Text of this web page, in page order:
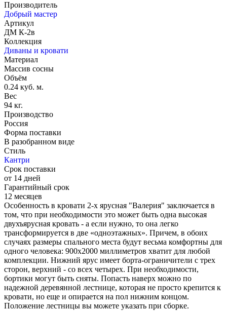
Производитель
Добрый мастер
Артикул
ДМ К-2в
Коллекция
Диваны и кровати
Материал
Массив сосны
Объём
0.24 куб. м.
Вес
94 кг.
Производство
Россия
Форма поставки
В разобранном виде
Стиль
Кантри
Срок поставки
от 14 дней
Гарантийный срок
12 месяцев
Особенность в кровати 2-х ярусная "Валерия" заключается в
том, что при необходимости это может быть одна высокая
двухъярусная кровать - а если нужно, то она легко
трансформируется в две «одноэтажных». Причем, в обоих
случаях размеры спального места будут весьма комфортны для
одного человека: 900х2000 миллиметров хватит для любой
комплекции. Нижний ярус имеет борта-ограничители с трех
сторон, верхний - со всех четырех. При необходимости,
бортики могут быть сняты. Попасть наверх можно по
надежной деревянной лестнице, которая не просто крепится к
кровати, но еще и опирается на пол нижним концом.
Положение лестницы вы можете указать при сборке.